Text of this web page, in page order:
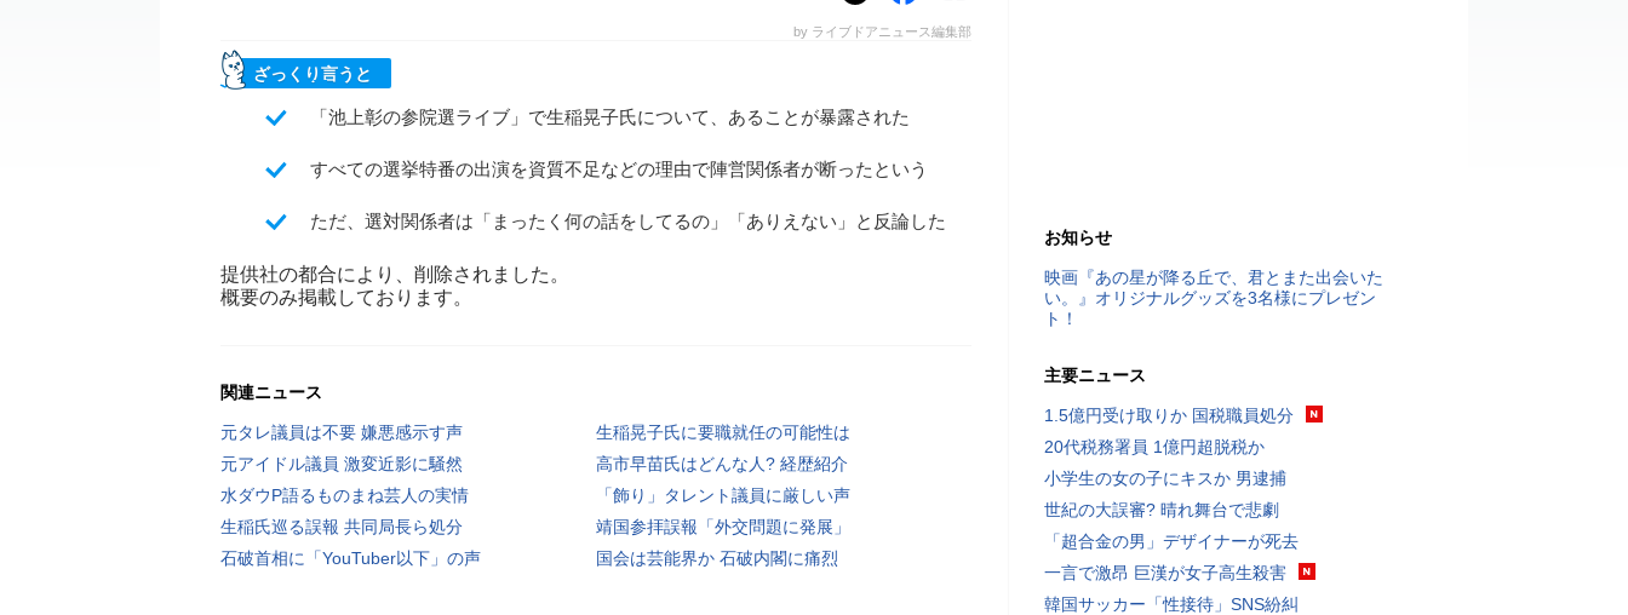
by ライブドアニュース編集部
ざっくり言うと
「池上彰の参院選ライブ」で生稲晃子氏について、あることが暴露された
すべての選挙特番の出演を資質不足などの理由で陣営関係者が断ったという
ただ、選対関係者は「まったく何の話をしてるの」「ありえない」と反論した
提供社の都合により、削除されました。
概要のみ掲載しております。
関連ニュース
元タレ議員は不要 嫌悪感示す声
生稲晃子氏に要職就任の可能性は
元アイドル議員 激変近影に騒然
高市早苗氏はどんな人? 経歴紹介
水ダウP語るものまね芸人の実情
「飾り」タレント議員に厳しい声
生稲氏巡る誤報 共同局長ら処分
靖国参拝誤報「外交問題に発展」
石破首相に「YouTuber以下」の声
国会は芸能界か 石破内閣に痛烈
お知らせ
映画『あの星が降る丘で、君とまた出会いた
い。』オリジナルグッズを3名様にプレゼン
ト！
主要ニュース
1.5億円受け取りか 国税職員処分
20代税務署員 1億円超脱税か
小学生の女の子にキスか 男逮捕
世紀の大誤審? 晴れ舞台で悲劇
「超合金の男」デザイナーが死去
一言で激昂 巨漢が女子高生殺害
韓国サッカー「性接待」SNS紛糾